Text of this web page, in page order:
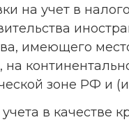
на учет в
имеющего
зоне РФ и
учета в качестве